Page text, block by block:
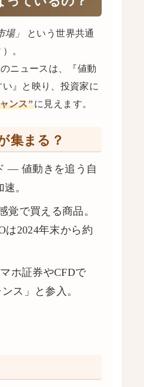
場」
という世界共通
。
のニュースは、『値動
』と映り、投資家に
ンス”に見えます。
集まる？
— 値動きを追う自
。
で買える商品。
は2024年末から約
ホ証券やCFDで
ス」と参入。